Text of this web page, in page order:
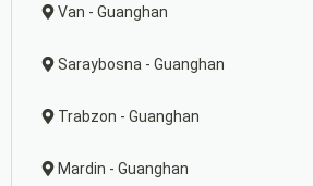
Van - Guanghan
Saraybosna - Guanghan
Trabzon - Guanghan
Mardin - Guanghan